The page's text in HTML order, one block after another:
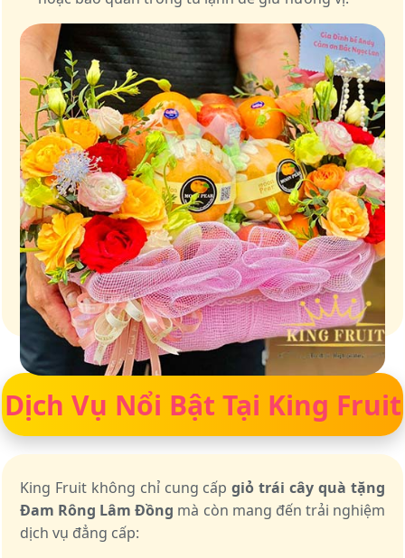
Giữ trọn vị ngọt của thiên nhiên
Dịch Vụ Nổi Bật Tại King Fruit
King Fruit không chỉ cung cấpgiỏ trái cây quà tặng
Đam Rông Lâm Đồng mà còn mang đến trải nghiệm
dịch vụ đẳng cấp: